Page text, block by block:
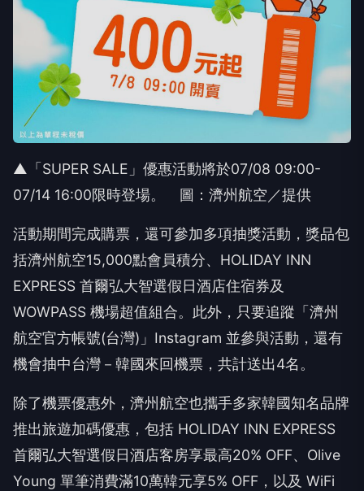
▲「SUPER SALE」優惠活動將於07/08 09:00-
07/14 16:00限時登場。 圖：濟州航空／提供
活動期間完成購票，還可參加多項抽獎活動，獎品包
括濟州航空15,000點會員積分、HOLIDAY INN
EXPRESS 首爾弘大智選假日酒店住宿券及
WOWPASS 機場超值組合。此外，只要追蹤「濟州
航空官方帳號(台灣)」Instagram 並參與活動，還有
機會抽中台灣－韓國來回機票，共計送出4名。
除了機票優惠外，濟州航空也攜手多家韓國知名品牌
推出旅遊加碼優惠，包括 HOLIDAY INN EXPRESS
首爾弘大智選假日酒店客房享最高20% OFF、Olive
Young 單筆消費滿10萬韓元享5% OFF，以及 WiFi